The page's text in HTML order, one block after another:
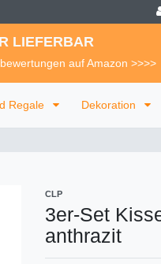
LIEFERBAR
auf Amazon >>>>
Regale Dekoration
CLP
3er-Set
anthrazit